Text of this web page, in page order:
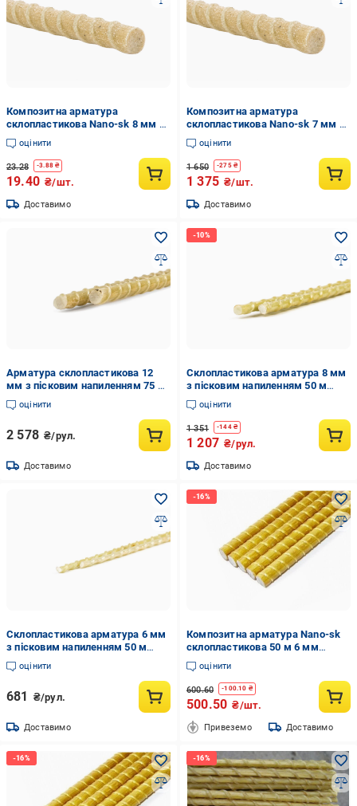
Композитна арматура
склопластикова Nano-sk 8 мм з
пісочним напиленням 1 м
(100850p)
оцінити
23.28 -3.88 ₴
19.40 ₴/шт.
Доставимо
Композитна арматура
склопластикова Nano-sk 7 мм з
пісочним напиленням бухта 100
м (nano31p)
оцінити
1 650 -275₴
1 375 ₴/шт.
Доставимо
Арматура склопластикова 12
мм з пісковим напиленням 75 м
(11926144)
оцінити
2 578 ₴/рул.
Доставимо
Склопластикова арматура 8 мм
з пісковим напиленням 50 м
(11926170)
оцінити
1 351 -144₴
1 207 ₴/рул.
Доставимо
Склопластикова арматура 6 мм
з пісковим напиленням 50 м
(11926360)
оцінити
681 ₴/рул.
Доставимо
Композитна арматура Nano-sk
склопластикова 50 м 6 мм
(nano2)
оцінити
600.60 -100.10 ₴
500.50 ₴/шт.
Привеземо Доставимо